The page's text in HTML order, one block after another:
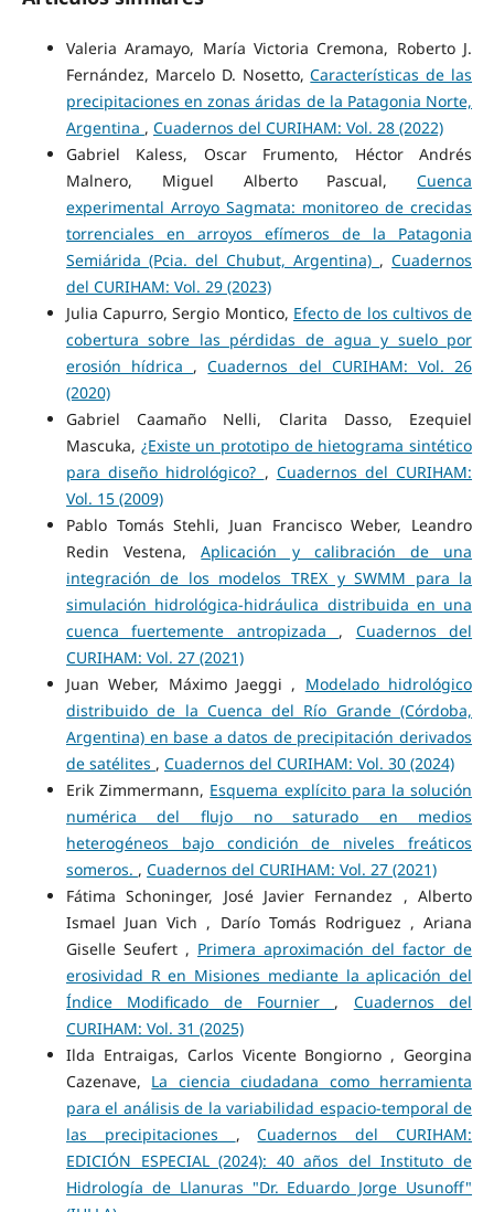
Valeria Aramayo, María Victoria Cremona, Roberto J.
Fernández, Marcelo D. Nosetto,Características de las
precipitaciones en zonas áridas de la Patagonia Norte,
Argentina , Cuadernos del CURIHAM: Vol. 28 (2022)
Gabriel Kaless, Oscar Frumento, Héctor Andrés
Malnero, Miguel Alberto Pascual,Cuenca
experimental Arroyo Sagmata: monitoreo de crecidas
torrenciales en arroyos efímeros de la Patagonia
Semiárida (Pcia. del Chubut, Argentina) ,Cuadernos
del CURIHAM: Vol. 29 (2023)
Julia Capurro, Sergio Montico, Efecto de los cultivos de
cobertura sobre las pérdidas de agua y suelo por
erosión hídrica ,Cuadernos del CURIHAM: Vol. 26
(2020)
Gabriel Caamaño Nelli, Clarita Dasso, Ezequiel
Mascuka, ¿Existe un prototipo de hietograma sintético
para diseño hidrológico? , Cuadernos del CURIHAM:
Vol. 15 (2009)
Pablo Tomás Stehli, Juan Francisco Weber, Leandro
Redin Vestena,Aplicación y calibración de una
integración de los modelos TREX y SWMM para la
simulación hidrológica-hidráulica distribuida en una
cuenca fuertemente antropizada , Cuadernos del
CURIHAM: Vol. 27 (2021)
Juan Weber, Máximo Jaeggi , Modelado hidrológico
distribuido de la Cuenca del Río Grande (Córdoba,
Argentina) en base a datos de precipitación derivados
de satélites , Cuadernos del CURIHAM: Vol. 30 (2024)
Erik Zimmermann, Esquema explícito para la solución
numérica del flujo no saturado en medios
heterogéneos bajo condición de niveles freáticos
someros. , Cuadernos del CURIHAM: Vol. 27 (2021)
Fátima Schoninger, José Javier Fernandez , Alberto
Ismael Juan Vich , Darío Tomás Rodriguez , Ariana
Giselle Seufert , Primera aproximación del factor de
erosividad R en Misiones mediante la aplicación del
Índice Modificado de Fournier , Cuadernos del
CURIHAM: Vol. 31 (2025)
Ilda Entraigas, Carlos Vicente Bongiorno , Georgina
Cazenave, La ciencia ciudadana como herramienta
para el análisis de la variabilidad espacio-temporal de
las precipitaciones ,Cuadernos del CURIHAM:
EDICIÓN ESPECIAL (2024): 40 años del Instituto de
Hidrología de Llanuras "Dr. Eduardo Jorge Usunoff"